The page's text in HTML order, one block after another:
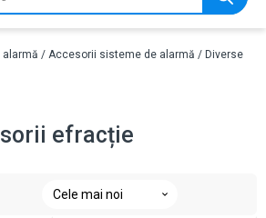
alarmă / Accesorii sisteme de alarmă / Diverse
efracție